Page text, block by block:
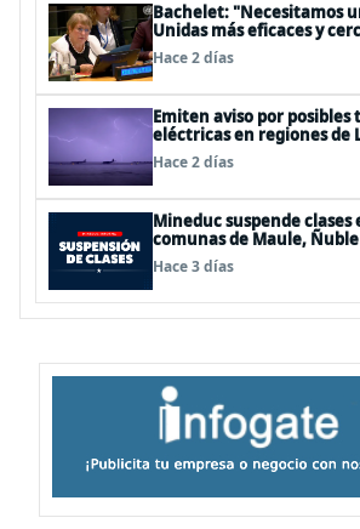
Bachelet: "Necesitamos
Unidas más eficaces y
personas"
Hace 2 días
Emiten aviso por
eléctricas en regiones de
Hace 2 días
Mineduc suspende clases
comunas de Maule,
para este lunes
Hace 3 días